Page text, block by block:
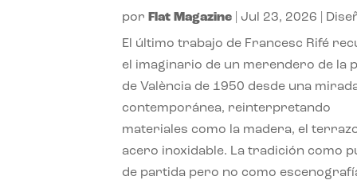
por Flat Magazine Jul 23, 2026
El último trabajo de Francesc Rifé
el imaginario de un merendero de la
de València de 1950 desde una
contemporánea, reinterpretando
materiales como la madera, el
acero inoxidable. La tradición como
de partida pero no como